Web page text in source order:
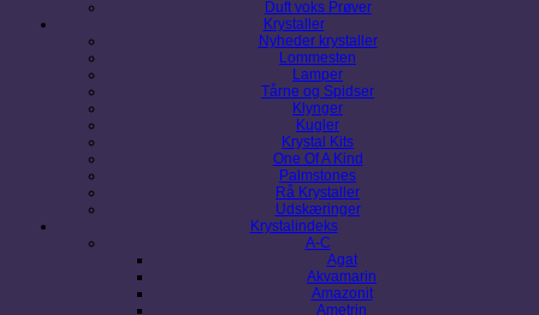
Duft voks Prøver
Krystaller
Nyheder krystaller
Lommesten
Lamper
Tårne og Spidser
Klynger
Kugler
Krystal Kits
One Of A Kind
Palmstones
Rå Krystaller
Udskæringer
Krystalindeks
A-C
Agat
Akvamarin
Amazonit
Ametrin